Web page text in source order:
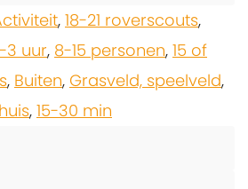
, 18-21 roverscouts,
3 uur, 8-15 personen, 15 of
, Buiten, Grasveld, speelveld,
, 15-30 min